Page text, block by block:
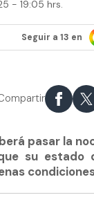
- 19:05 hrs.
Seguir a 13 en
pasar la
su estado